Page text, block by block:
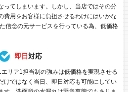
ってしまいます。しかし、当店ではその分
費用をお客様に負担させるわけにはいかな
信念の元サービスを行っている為、低価格
即日対応
エリア1担当制の強みは低価格を実現させる
けではなく当日、即日対応も可能にしてい